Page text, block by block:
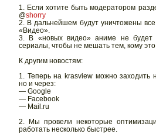
1. Если хотите быть модератором
@shorry
2. В дальнейшем будут уничтожены
«Видео».
3. В «новых видео» аниме не будет
сериалы, чтобы не мешать тем, кому
К другим новостям:
1. Теперь на krasview можно заходить
но и через:
— Google
— Facebook
— Mail.ru
2. Мы провели некоторые
работать несколько быстрее.